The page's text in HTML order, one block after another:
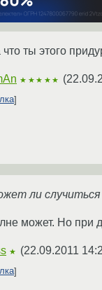
что ты этого
★★★★★ (
ли
может. Но при
★ (22.09.2011